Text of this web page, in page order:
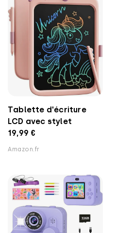
Tablette d'écriture
LCD avec stylet
19,99 €
Amazon.fr